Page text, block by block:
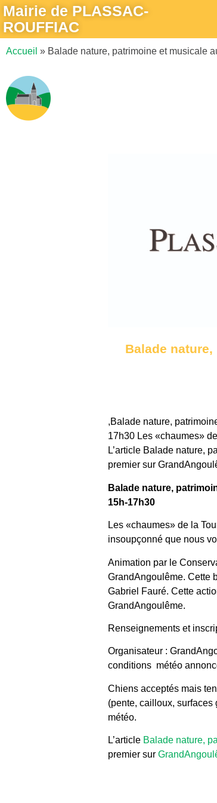
Mairie de PLASSAC-
ROUFFIAC
Accueil » Balade nature, patrimoine et musicale
Balade
,Balade nature,
17h30 Les «chaumes»
L’article Balade nature,
premier sur
Balade nature,
15h-17h30
Les «chaumes» de la
insoupçonné que nous
Animation par le
GrandAngoulême. Cette
Gabriel Fauré. Cette
GrandAngoulême.
Renseignements et
Organisateur :
conditions météo
Chiens acceptés mais
(pente, cailloux,
météo.
L’article Balade nature,
premier sur